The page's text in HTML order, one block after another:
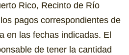
Rico, Recinto de Río
pagos correspondientes de
en las fechas indicadas. El
de tener la cantidad